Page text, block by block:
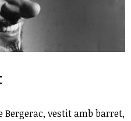
Bergerac, vestit amb barret,